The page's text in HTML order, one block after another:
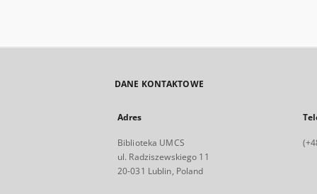
DANE KONTAKTOWE
Adres
Biblioteka UMCS
ul. Radziszewskiego 11
20-031 Lublin, Poland